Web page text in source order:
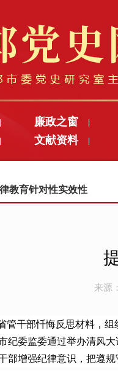
廉政之窗
文献资料
教育针对性实效性
来源
管干部忏悔反思材料，
纪委监委通过举办清风
增强纪律意识，把遵规